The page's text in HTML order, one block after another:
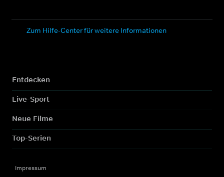
Zum Hilfe-Center für weitere Informationen
Entdecken
Live-Sport
Neue Filme
Top-Serien
Impressum